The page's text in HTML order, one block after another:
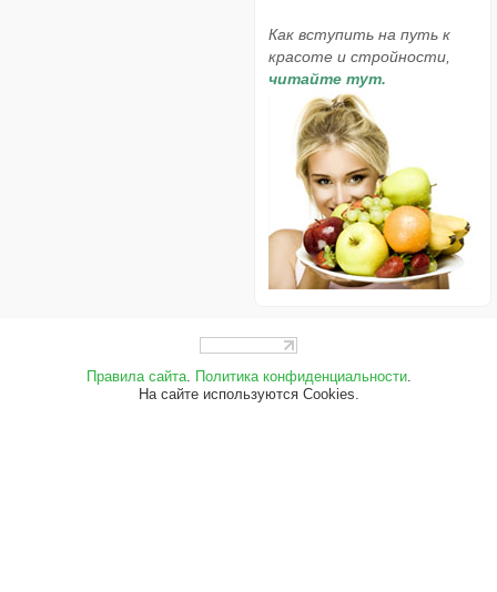
Как вступить на путь к
красоте и стройности,
читайте тут.
Правила сайта. Политика конфиденциальности.
На сайте используются Cookies.